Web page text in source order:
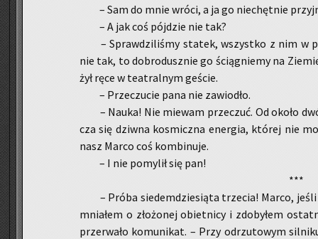
– Sam do mnie wróci, a ja go nie­chęt­nie
– A jak coś pój­dzie nie tak?
– Spraw­dzi­li­śmy sta­tek, wszyst­ko z nim w
nie tak, to do­bro­dusz­nie go ścią­gnie­my na
żył ręce w te­atral­nym ge­ście.
– Prze­czu­cie pana nie za­wio­dło.
– Nauka! Nie mie­wam prze­czuć. Od około
cza się dziw­na ko­smicz­na ener­gia, któ­rej nie
nasz Marco coś kom­bi­nu­je.
– I nie po­my­lił się pan!
***
– Próba sie­dem­dzie­sią­ta trze­cia! Marco,
mnia­łem o zło­żo­nej obiet­ni­cy i zdo­by­łem
prze­rwa­ło ko­mu­ni­kat. – Przy od­rzu­to­wym